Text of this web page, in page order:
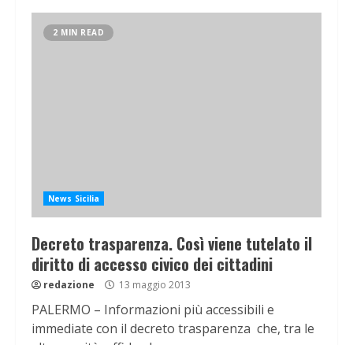
2 MIN READ
News Sicilia
Decreto trasparenza. Così viene tutelato il
diritto di accesso civico dei cittadini
redazione 13 maggio 2013
PALERMO – Informazioni più accessibili e
immediate con il decreto trasparenza che, tra le